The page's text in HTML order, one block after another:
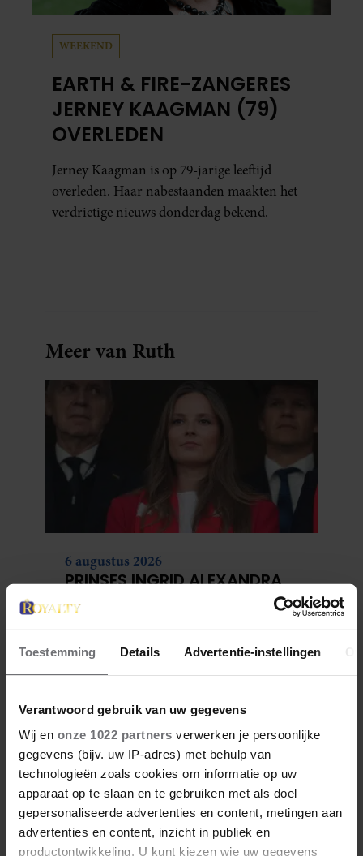
Toestemming Details Advertentie-instellingen
Verantwoord gebruik van uw gegevens
Wij en onze 1022 partners verwerken je persoonlijke
gegevens (bijv. uw IP-adres) met behulp van
technologieën zoals cookies om informatie op uw
apparaat op te slaan en te gebruiken met als doel
gepersonaliseerde advertenties en content, metingen aan
advertenties en content, inzicht in publiek en
productontwikkeling. U kunt kiezen wie uw gegevens
WEEKEND
EARTH & FIRE-ZANGERES
JERNEY KAAGMAN (79)
OVERLEDEN
Jerney Kaagman is op 79-jarige leeftijd
overleden. Haar nabestaanden maakten het
verdrietige nieuws donderdag bekend.
Meer van Ruth
6 augustus 2026
PRINSES INGRID ALEXANDRA
VERVOLGT STUDENTENTIJD IN
6 augustus 2026